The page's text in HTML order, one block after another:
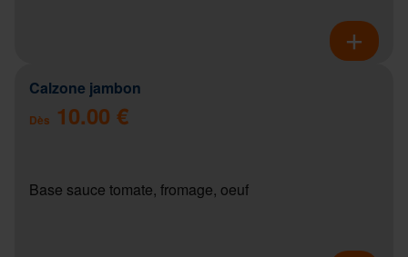
Calzone jambon
Dès 10.00 €
Base sauce tomate, fromage, oeuf